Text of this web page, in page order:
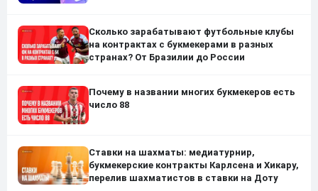
Сколько зарабатывают футбольные клубы
на контрактах с букмекерами в разных
странах? От Бразилии до России
Почему в названии многих букмекеров есть
число 88
Ставки на шахматы: медиатурнир,
букмекерские контракты Карлсена и Хикару,
перелив шахматистов в ставки на Доту